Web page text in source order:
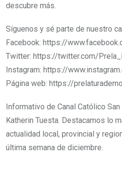
descubre más.
Síguenos y sé parte de nuestro
Facebook: https://
Twitter: https://twitter.com/
Instagram: https://
Página web: https://
Informativo de Canal Católico
Katherin Tuesta. Destacamos lo
actualidad local, provincial y
última semana de diciembre.